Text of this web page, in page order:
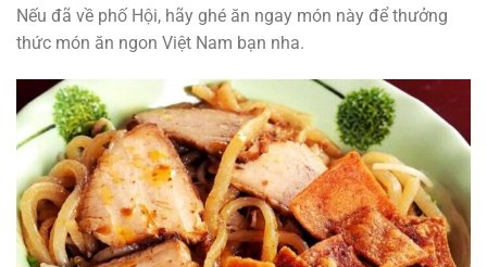
Nếu đã về phố Hội, hãy ghé ăn ngay món này để thưởng
thức món ăn ngon Việt Nam bạn nha.